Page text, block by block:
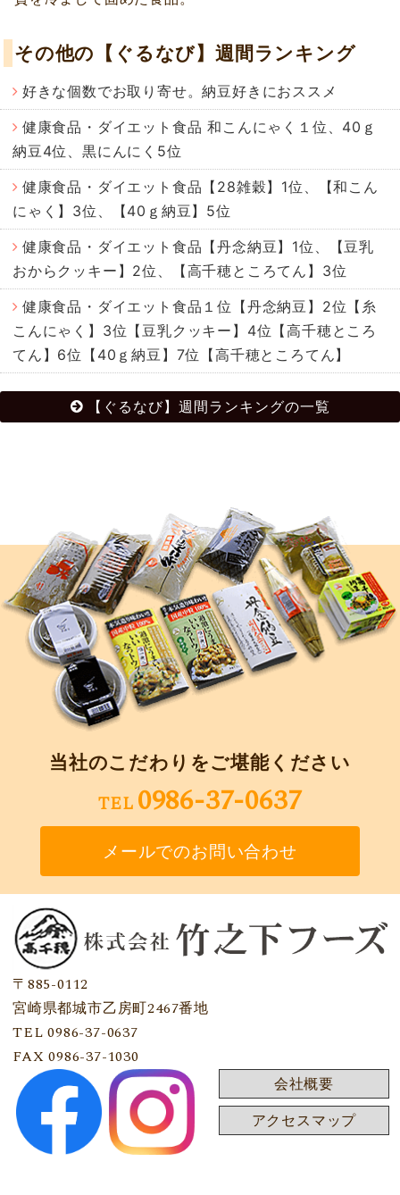
その他の【ぐるなび】週間ランキング
好きな個数でお取り寄せ。納豆好きにおススメ
健康食品・ダイエット食品 和こんにゃく１位、40ｇ
納豆4位、黒にんにく5位
健康食品・ダイエット食品【28雑穀】1位、【和こん
にゃく】3位、【40ｇ納豆】5位
健康食品・ダイエット食品【丹念納豆】1位、【豆乳
おからクッキー】2位、【高千穂ところてん】3位
健康食品・ダイエット食品１位【丹念納豆】2位【糸
こんにゃく】3位【豆乳クッキー】4位【高千穂ところ
てん】6位【40ｇ納豆】7位【高千穂ところてん】
【ぐるなび】週間ランキングの一覧
当社のこだわりをご堪能ください
TEL 0986-37-0637
メールでのお問い合わせ
〒885-0112
宮崎県都城市乙房町2467番地
TEL 0986-37-0637
FAX 0986-37-1030
会社概要
アクセスマップ